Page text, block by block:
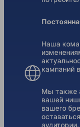
Наша
кампаний
Мы также
вашей
вашего
аудитории.